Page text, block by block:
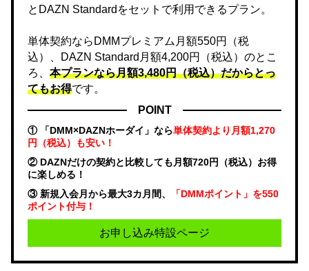
とDAZN Standardをセットで利用できるプラン。
単体契約ならDMMプレミアム月額550円（税
込）、DAZN Standard月額4,200円（税込）のとこ
ろ、 本プランなら月額3,480円（税込）だからとっ
てもお得です。
POINT
① 「DMM×DAZNホーダイ」なら単体契約より月額1,270
円（税込）も安い！
② DAZNだけの契約と比較しても月額720円（税込）お得
に楽しめる！
③ 新規入会月から最大3カ月間、
「DMMポイント」を550
ポイント付与！
お申し込み特設ページ